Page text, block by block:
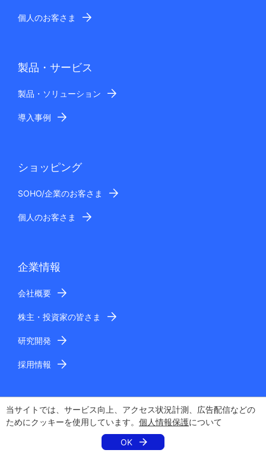
当サイトでは、サービス向上、アクセス状況計測、広告配信などの
ためにクッキーを使用しています。 個人情報保護について
OK
個人のお客さま
製品・サービス
製品・ソリューション
導入事例
ショッピング
SOHO/企業のお客さま
個人のお客さま
企業情報
会社概要
株主・投資家の皆さま
研究開発
採用情報